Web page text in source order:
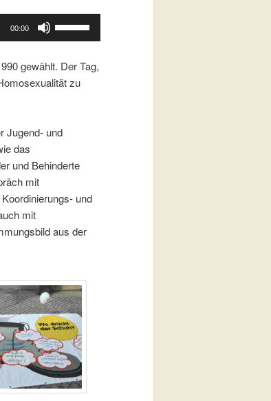
00:00
um
die
regeln.
gewählt. Der Tag,
zu
Jugend- und
das
und Behinderte
mit
und
mit
aus der